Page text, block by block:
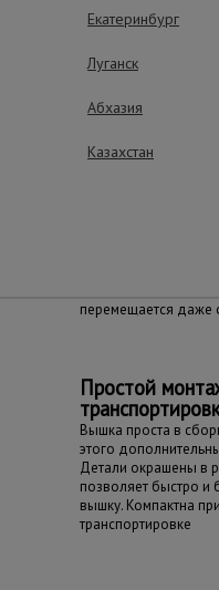
с вышками ВСП
работа
перемещается даже
Простой
Вышка проста в
этого
Детали окрашены в
позволяет быстро и
вышку. Компактна
транспортировке
Екатеринбург
Луганск
Абхазия
Казахстан